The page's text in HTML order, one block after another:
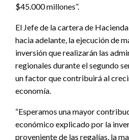
$45.000 millones”.
El Jefe de la cartera de
hacia adelante, la ejecución de
inversión que realizarán las
regionales durante el segundo
un factor que contribuirá al
economía.
“Esperamos una mayor
económico explicado por la
proveniente de las regalías, la